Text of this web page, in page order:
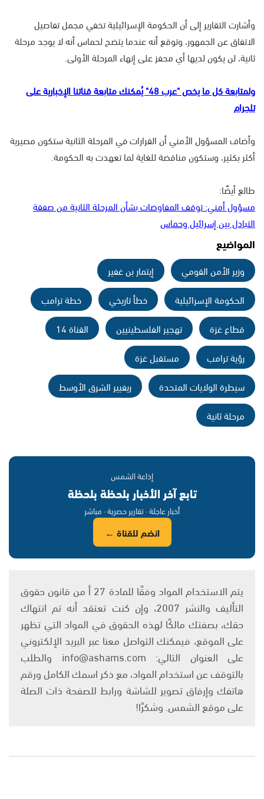
وأشارت التقارير إلى أن الحكومة الإسرائيلية تخفي مجمل تفاصيل
الاتفاق عن الجمهور، وتوقع أنه عندما يتضح لحماس أنه لا يوجد مرحلة
ثانية، لن يكون لديها أي محفز على إنهاء المرحلة الأولى.
ولمتابعة كل ما يخص "عرب 48" يُمكنك متابعة قناتنا الإخبارية على
تلجرام
وأضاف المسؤول الأمني أن القرارات في المرحلة الثانية ستكون مصيرية
أكثر بكثير، وستكون مناقضة للغاية لما تعهدت به الحكومة.
طالع أيضًا:
مسؤول أمني: توقف المفاوضات بشأن المرحلة الثانية من صفقة
التبادل بين إسرائيل وحماس
المواضيع
وزير الأمن القومي
إيتمار بن غفير
الحكومة الإسرائيلية
خطأ تاريخي
خطة ترامب
قطاع غزة
تهجير الفلسطينيين
القناة 14
رؤية ترامب
مستقبل غزة
سيطرة الولايات المتحدة
ريفيير الشرق الأوسط
مرحلة ثانية
إذاعة الشمس
تابع آخر الأخبار بلحظة بلحظة
أخبار عاجلة · تقارير حصرية · مباشر
انضم للقناة ←
يتم الاستخدام المواد وفقًا للمادة 27 أ من قانون حقوق
التأليف والنشر 2007، وإن كنت تعتقد أنه تم انتهاك
حقك، بصفتك مالكًا لهذه الحقوق في المواد التي تظهر
على الموقع، فيمكنك التواصل معنا عبر البريد الإلكتروني
على العنوان التالي: info@ashams.com والطلب
بالتوقف عن استخدام المواد، مع ذكر اسمك الكامل ورقم
هاتفك وإرفاق تصوير للشاشة ورابط للصفحة ذات الصلة
على موقع الشمس. وشكرًا!